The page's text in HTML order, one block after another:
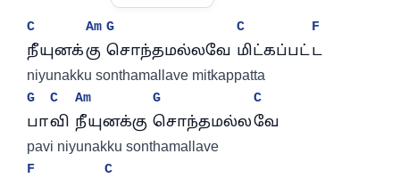
C
நீயுனக்
Am
கு
G
சொந்தமல்லவே
C
மிட்கப்பட்
F
ட
niyunakku sonthamallave mitkappatta
G
பா
C
வி
Am
நீயுனக்கு
G
சொந்தமல்ல
C
வே
pavi niyunakku sonthamallave
F
C